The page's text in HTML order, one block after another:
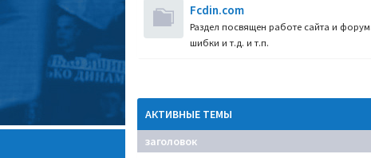
Fcdin.com
Раздел посвящен работе сайта и
шибки и т.д. и т.п.
АКТИВНЫЕ ТЕМЫ
заголовок